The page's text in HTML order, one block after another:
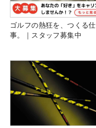
ゴルフの熱狂を、つくる仕
事。｜スタッフ募集中